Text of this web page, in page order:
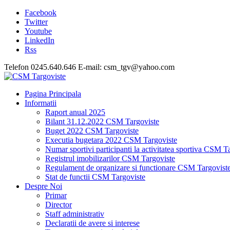
Facebook
Twitter
Youtube
LinkedIn
Rss
Telefon 0245.640.646 E-mail: csm_tgv@yahoo.com
Pagina Principala
Informatii
Raport anual 2025
Bilant 31.12.2022 CSM Targoviste
Buget 2022 CSM Targoviste
Executia bugetara 2022 CSM Targoviste
Numar sportivi participanti la activitatea sportiva CSM
Registrul imobilizarilor CSM Targoviste
Regulament de organizare si functionare CSM
Stat de functii CSM Targoviste
Despre Noi
Primar
Director
Staff administrativ
Declaratii de avere si interese